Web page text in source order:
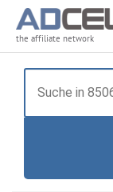
the affiliate network